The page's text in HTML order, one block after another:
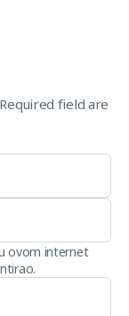
field are
ovom internet